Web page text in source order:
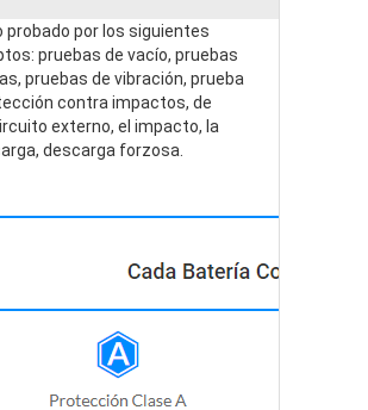
probado por los siguientes
pruebas de vacío, pruebas
pruebas de vibración, prueba
contra impactos, de
externo, el impacto, la
descarga forzosa.